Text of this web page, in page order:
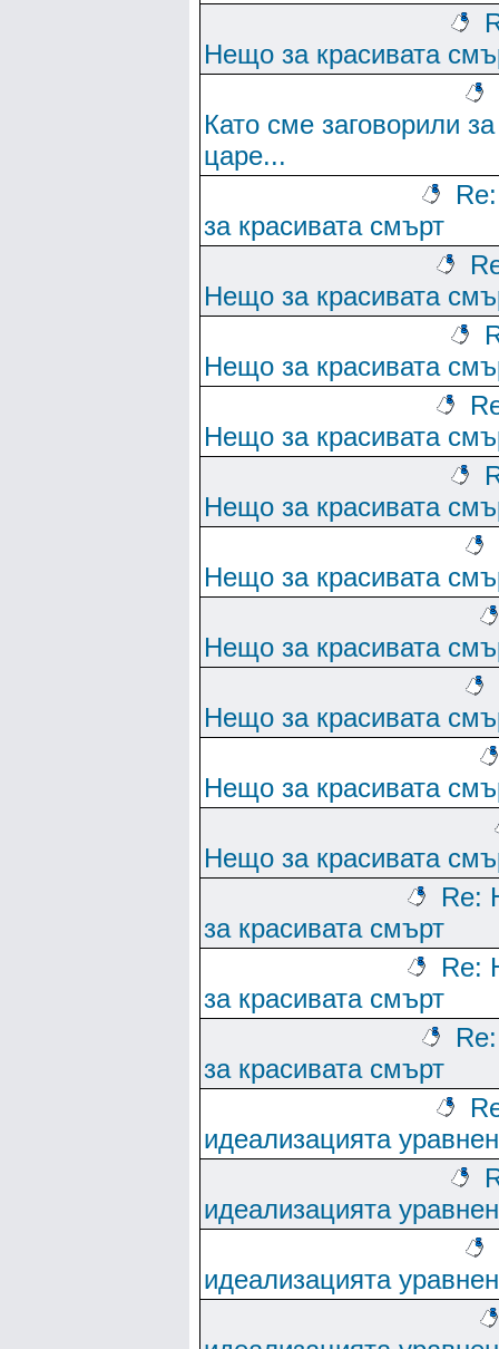
Нещо за красивата
Като сме заговорили за
царе...
за красивата смърт
Нещо за красивата
Нещо за красивата
Нещо за красивата
Нещо за красивата
Нещо за красивата
Нещо за красивата
Нещо за красивата
Нещо за красивата
Нещо за красивата
Re:
за красивата смърт
Re:
за красивата смърт
за красивата смърт
идеализацията
идеализацията
идеализацията